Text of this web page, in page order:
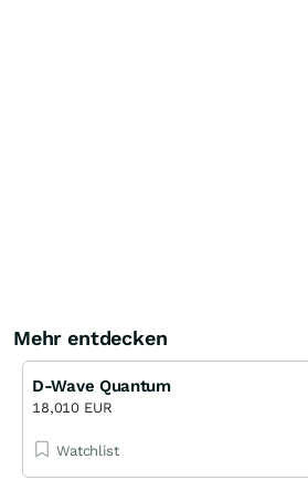
Mehr entdecken
D-Wave Quantum
18,010 EUR
Watchlist